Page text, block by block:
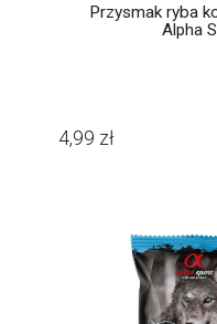
Przysmak ryba
Alpha
4,99 zł